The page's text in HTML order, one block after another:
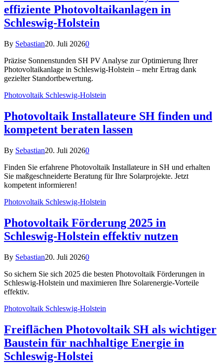
effiziente Photovoltaikanlagen in
Schleswig-Holstein
By Sebastian20. Juli 20260
Präzise Sonnenstunden SH PV Analyse zur Optimierung Ihrer
Photovoltaikanlage in Schleswig-Holstein – mehr Ertrag dank
gezielter Standortbewertung.
Photovoltaik Schleswig-Holstein
Photovoltaik Installateure SH finden und
kompetent beraten lassen
By Sebastian20. Juli 20260
Finden Sie erfahrene Photovoltaik Installateure in SH und erhalten
Sie maßgeschneiderte Beratung für Ihre Solarprojekte. Jetzt
kompetent informieren!
Photovoltaik Schleswig-Holstein
Photovoltaik Förderung 2025 in
Schleswig-Holstein effektiv nutzen
By Sebastian20. Juli 20260
So sichern Sie sich 2025 die besten Photovoltaik Förderungen in
Schleswig-Holstein und maximieren Ihre Solarenergie-Vorteile
effektiv.
Photovoltaik Schleswig-Holstein
Freiflächen Photovoltaik SH als wichtiger
Baustein für nachhaltige Energie in
Schleswig-Holstei